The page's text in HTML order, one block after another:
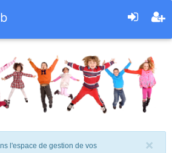
×
l'espace de gestion de vos